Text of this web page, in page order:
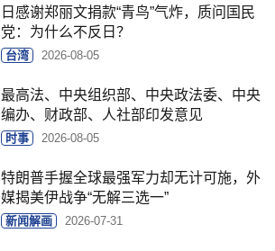
日感谢郑丽文捐款“青鸟”气炸，质问国民
党：为什么不反日？
台湾 2026-08-05
最高法、中央组织部、中央政法委、中央
编办、财政部、人社部印发意见
时事 2026-08-05
特朗普手握全球最强军力却无计可施，外
媒揭美伊战争“无解三选一”
新闻解画 2026-07-31